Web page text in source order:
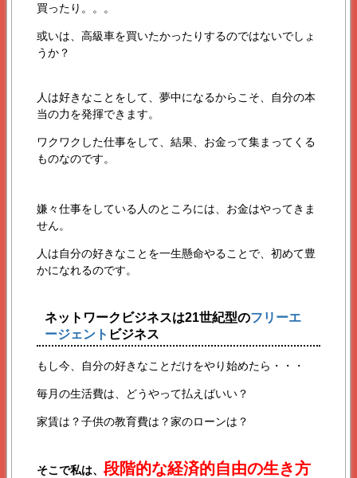
買ったり。。。
或いは、高級車を買いたかったりするのではないでしょ
うか？
人は好きなことをして、夢中になるからこそ、自分の本
当の力を発揮できます。
ワクワクした仕事をして、結果、お金って集まってくる
ものなのです。
嫌々仕事をしている人のところには、お金はやってきま
せん。
人は自分の好きなことを一生懸命やることで、初めて豊
かになれるのです。
ネットワークビジネスは21世紀型のフリーエ
ージェント ビジネス
もし今、自分の好きなことだけをやり始めたら・・・
毎月の生活費は、どうやって払えばいい？
家賃は？子供の教育費は？家のローンは？
そこで私は、 段階的な経済的自由の生き方